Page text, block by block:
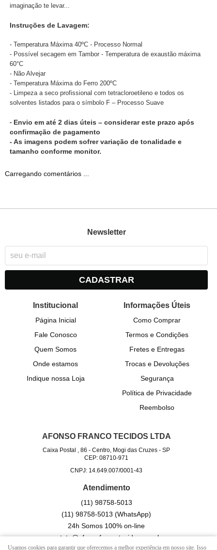
imaginação te levar...
Instruções de Lavagem:
- Temperatura Máxima 40ºC - Processo Normal
- Possível secagem em Tambor - Temperatura de exaustão máxima
60°C
- Não Alvejar
- Temperatura Máxima do Ferro 200ºC
- Limpeza a seco profissional com tetracloroetileno e todos os
solventes listados para o símbolo F – Processo Suave
- Envio em até 2 dias úteis – considerar este prazo após
confirmação de pagamento
- As imagens podem sofrer variação de tonalidade e
tamanho conforme monitor.
Carregando comentários ...
Newsletter
CADASTRAR
Institucional
Página Inicial
Fale Conosco
Quem Somos
Onde estamos
Indique nossa Loja
Informações Úteis
Como Comprar
Termos e Condições
Fretes e Entregas
Trocas e Devoluções
Segurança
Política de Privacidade
Reembolso
AFONSO FRANCO TECIDOS LTDA
Caixa Postal , 86 -Centro, Mogi das Cruzes -SP
CEP: 08710-971
CNPJ: 14.649.007/0001-43
Atendimento
(11) 98758-5013
(11) 98758-5013(WhatsApp)
24h Somos 100% on-line
contato@afonsofrancotecidos.com.br
Usamos cookies para garantir que oferecemos a melhor experiência em nosso site. Isso